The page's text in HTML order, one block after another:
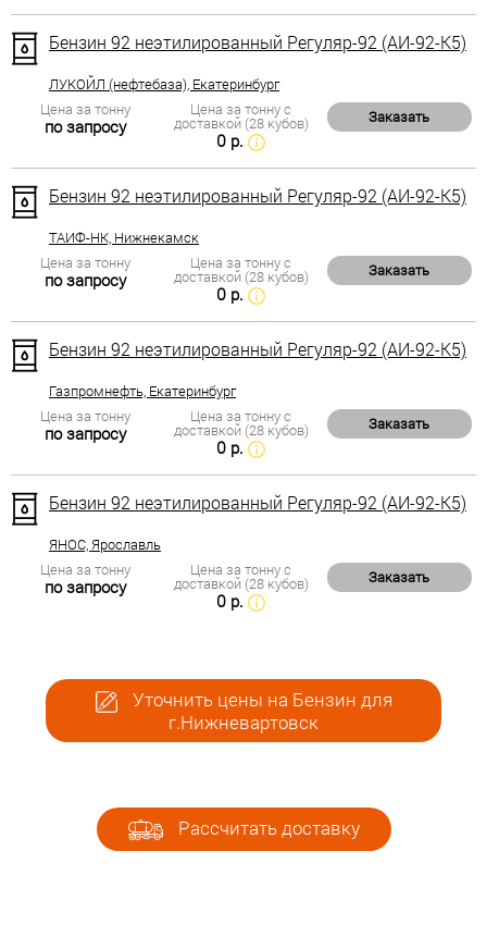
Бензин 92 неэтилированный Регуляр-92 (АИ-92-К5)
ЛУКОЙЛ (нефтебаза), Екатеринбург
Цена за тонну
по запросу
Цена за тонну с
доставкой (28 кубов)
0 р.
Заказать
Бензин 92 неэтилированный Регуляр-92 (АИ-92-К5)
ТАИФ-НК, Нижнекамск
Цена за тонну
по запросу
Цена за тонну с
доставкой (28 кубов)
0 р.
Заказать
Бензин 92 неэтилированный Регуляр-92 (АИ-92-К5)
Газпромнефть, Екатеринбург
Цена за тонну
по запросу
Цена за тонну с
доставкой (28 кубов)
0 р.
Заказать
Бензин 92 неэтилированный Регуляр-92 (АИ-92-К5)
ЯНОС, Ярославль
Цена за тонну
по запросу
Цена за тонну с
доставкой (28 кубов)
0 р.
Заказать
Уточнить цены на Бензин для
г.Нижневартовск
Рассчитать доставку